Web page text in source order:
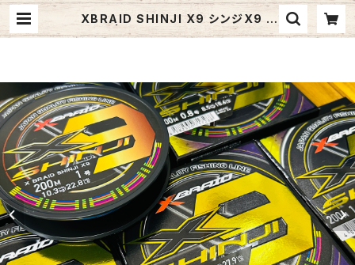
XBRAID SHINJI X9 シンジX9 2
00m | Fishing Tackle BLUE M